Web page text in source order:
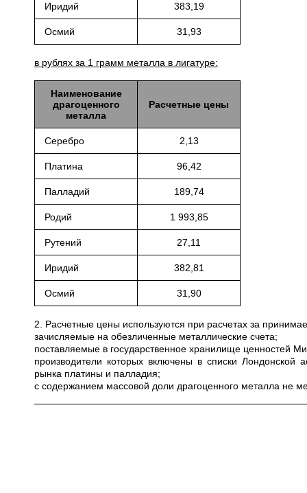
Иридий 383,19
Осмий 31,93
в рублях за 1 грамм металла в лигатуре:
Наименование
драгоценного
металла
Расчетные цены
Серебро 2,13
Платина 96,42
Палладий 189,74
Родий 1 993,85
Рутений 27,11
Иридий 382,81
Осмий 31,90
2. Расчетные цены используются при расчетах за
зачисляемые на обезличенные металлические счета;
поставляемые в государственное хранилище ценностей
производители которых включены в списки Лондонской
рынка платины и палладия;
с содержанием массовой доли драгоценного металла не